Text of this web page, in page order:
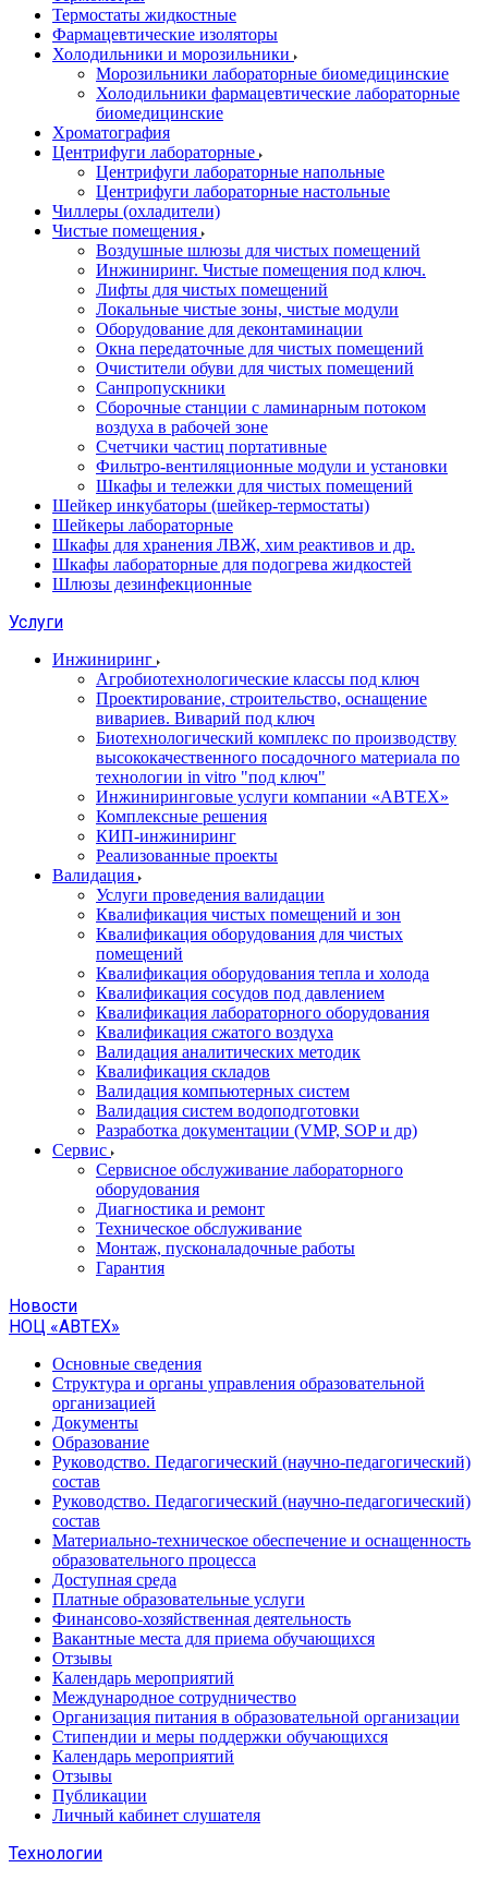
Термостаты жидкостные
Фармацевтические изоляторы
Холодильники и морозильники
Морозильники лабораторные биомедицинские
Холодильники фармацевтические лабораторные
биомедицинские
Хроматография
Центрифуги лабораторные
Центрифуги лабораторные напольные
Центрифуги лабораторные настольные
Чиллеры (охладители)
Чистые помещения
Воздушные шлюзы для чистых помещений
Инжиниринг. Чистые помещения под ключ.
Лифты для чистых помещений
Локальные чистые зоны, чистые модули
Оборудование для деконтаминации
Окна передаточные для чистых помещений
Очистители обуви для чистых помещений
Санпропускники
Сборочные станции с ламинарным потоком
воздуха в рабочей зоне
Счетчики частиц портативные
Фильтро-вентиляционные модули и установки
Шкафы и тележки для чистых помещений
Шейкер инкубаторы (шейкер-термостаты)
Шейкеры лабораторные
Шкафы для хранения ЛВЖ, хим реактивов и др.
Шкафы лабораторные для подогрева жидкостей
Шлюзы дезинфекционные
Услуги
Инжиниринг
Агробиотехнологические классы под ключ
Проектирование, строительство, оснащение
вивариев. Виварий под ключ
Биотехнологический комплекс по производству
высококачественного посадочного материала по
технологии in vitro "под ключ"
Инжиниринговые услуги компании «АВТЕХ»
Комплексные решения
КИП-инжиниринг
Реализованные проекты
Валидация
Услуги проведения валидации
Квалификация чистых помещений и зон
Квалификация оборудования для чистых
помещений
Квалификация оборудования тепла и холода
Квалификация сосудов под давлением
Квалификация лабораторного оборудования
Квалификация сжатого воздуха
Валидация аналитических методик
Квалификация складов
Валидация компьютерных систем
Валидация систем водоподготовки
Разработка документации (VMP, SOP и др)
Cервис
Сервисное обслуживание лабораторного
оборудования
Диагностика и ремонт
Техническое обслуживание
Монтаж, пусконаладочные работы
Гарантия
Новости
НОЦ «АВТЕХ»
Основные сведения
Структура и органы управления образовательной
организацией
Документы
Образование
Руководство. Педагогический (научно-педагогический)
состав
Руководство. Педагогический (научно-педагогический)
состав
Материально-техническое обеспечение и оснащенность
образовательного процесса
Доступная среда
Платные образовательные услуги
Финансово-хозяйственная деятельность
Вакантные места для приема обучающихся
Отзывы
Календарь мероприятий
Международное сотрудничество
Организация питания в образовательной организации
Стипендии и меры поддержки обучающихся
Календарь мероприятий
Отзывы
Публикации
Личный кабинет слушателя
Технологии